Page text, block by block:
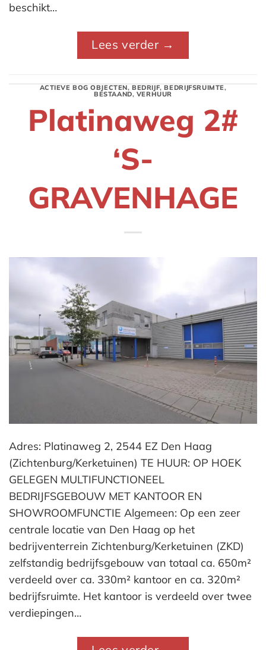
beschikt…
Lees verder →
ACTIEVE BOG OBJECTEN, BEDRIJF,BEDRIJFSRUIMTE,
BESTAAND, VERHUUR
Platinaweg 2#
‘S-
GRAVENHAGE
Adres: Platinaweg 2, 2544 EZ Den Haag
(Zichtenburg/Kerketuinen) TE HUUR: OP HOEK
GELEGEN MULTIFUNCTIONEEL
BEDRIJFSGEBOUW MET KANTOOR EN
SHOWROOMFUNCTIE Algemeen: Op een zeer
centrale locatie van Den Haag op het
bedrijventerrein Zichtenburg/Kerketuinen (ZKD)
zelfstandig bedrijfsgebouw van totaal ca. 650m²
verdeeld over ca. 330m² kantoor en ca. 320m²
bedrijfsruimte. Het kantoor is verdeeld over twee
verdiepingen…